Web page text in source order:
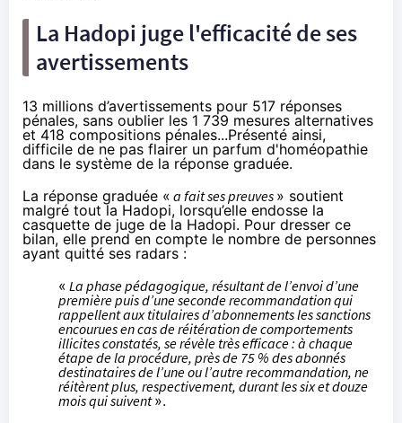
La Hadopi juge l'efficacité de ses
avertissements
13 millions d’avertissements pour 517 réponses
pénales, sans oublier les 1 739 mesures alternatives
et 418 compositions pénales...Présenté ainsi,
difficile de ne pas flairer un parfum d'homéopathie
dans le système de la réponse graduée.
La réponse graduée « a fait ses preuves » soutient
malgré tout la Hadopi, lorsqu’elle endosse la
casquette de juge de la Hadopi. Pour dresser ce
bilan, elle prend en compte le nombre de personnes
ayant quitté ses radars :
« La phase pédagogique, résultant de l’envoi d’une
première puis d’une seconde recommandation qui
rappellent aux titulaires d’abonnements les sanctions
encourues en cas de réitération de comportements
illicites constatés, se révèle très efficace : à chaque
étape de la procédure, près de 75 % des abonnés
destinataires de l’une ou l’autre recommandation, ne
réitèrent plus, respectivement, durant les six et douze
mois qui suivent».